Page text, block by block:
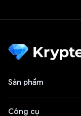
Sản phẩm
Công cụ